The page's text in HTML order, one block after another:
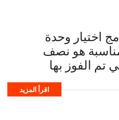
اختيار وحدة
هو نصف
تم الفوز بها
اقرأ المزيد